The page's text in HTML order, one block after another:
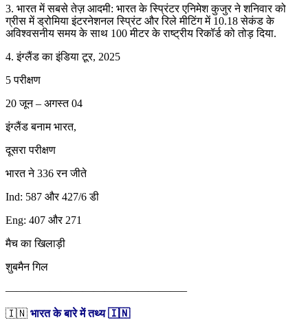
3. भारत में सबसे तेज़ आदमी: भारत के स्प्रिंटर एनिमेश कुजुर ने शनिवार को
ग्रीस में ड्रोमिया इंटरनेशनल स्प्रिंट और रिले मीटिंग में 10.18 सेकंड के
अविश्वसनीय समय के साथ 100 मीटर के राष्ट्रीय रिकॉर्ड को तोड़ दिया.
4. इंग्लैंड का इंडिया टूर, 2025
5 परीक्षण
20 जून – अगस्त 04
इंग्लैंड बनाम भारत,
दूसरा परीक्षण
भारत ने 336 रन जीते
Ind: 587 और 427/6 डी
Eng: 407 और 271
मैच का खिलाड़ी
शुबमैन गिल
————————————————–
🇮🇳 भारत के बारे में तथ्य 🇮🇳